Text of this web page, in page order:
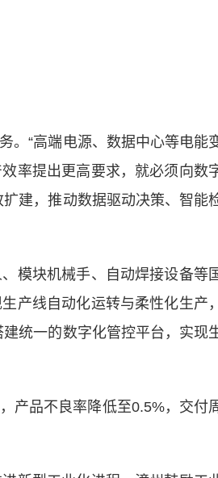
“高端电源、数据中心等电能
率提出更高要求，就必须向数
建，推动数据驱动决策、智能
块机械手、自动焊接设备等
产线自动化运转与柔性化生产，
统一的数字化管控平台，实现
品不良率降低至0.5%，交付